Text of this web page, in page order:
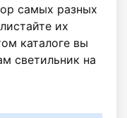
самых разных
их
каталоге вы
светильник на